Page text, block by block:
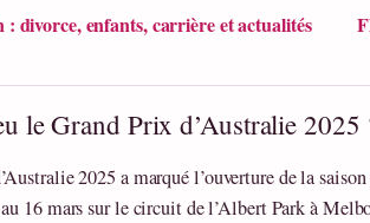
divorce, enfants, carrière et actualités
le Grand Prix d’Australie 2025
2025 a marqué l’ouverture de la
16 mars sur le circuit de l’Albert Park à